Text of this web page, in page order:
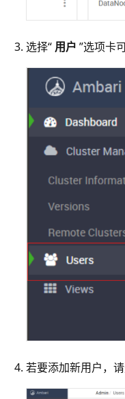
选择“ 用户 ”选项卡
若要添加新用户，